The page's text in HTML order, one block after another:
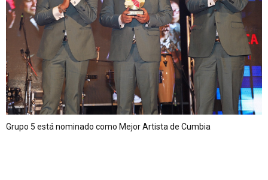
Grupo 5 está nominado como Mejor Artista de Cumbia